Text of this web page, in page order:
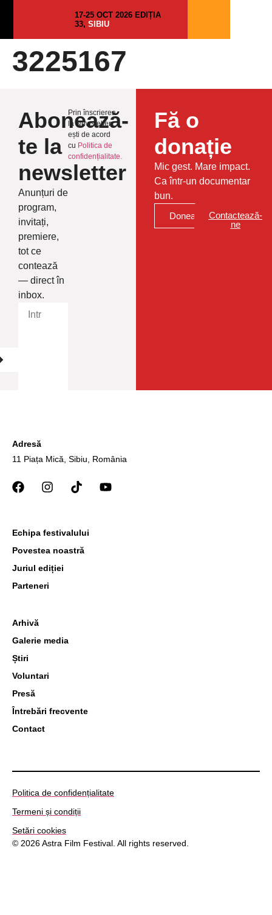
17-25 OCT 2026 EDIȚIA
33, SIBIU
3225167
Abonează-
te la
newsletter
Anunțuri de
program,
invitați,
premiere,
tot ce
contează
— direct în
inbox.
Prin înscrierea
la Newsletter
ești de acord
cu Politica de
confidențialitate.
Fă o
donație
Mic gest. Mare impact.
Ca într-un documentar
bun.
Donează
Contactează-
ne
Adresă
11 Piața Mică, Sibiu, România
Arhivă
Galerie media
Știri
Voluntari
Presă
Întrebări frecvente
Contact
Echipa festivalului
Povestea noastră
Juriul ediției
Parteneri
Politica de confidențialitate
Termeni și condiții
Setări cookies
© 2026 Astra Film Festival. All rights reserved.